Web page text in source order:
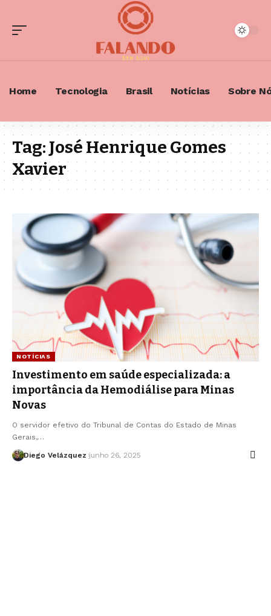
Home Tecnologia Brasil Notícias Sobre
Tag:José Henrique Gomes
Xavier
NOTÍCIAS
Investimento em saúde especializada: a
importância da Hemodiálise para Minas
Novas
O servidor efetivo do Tribunal de Contas do Estado de Minas
Gerais,…
Diego Velázquez junho 26, 2025